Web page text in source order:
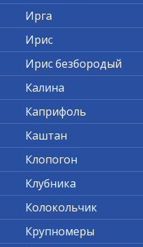
Ирга
Ирис
Ирис безбородый
Калина
Каприфоль
Каштан
Клопогон
Клубника
Колокольчик
Крупномеры